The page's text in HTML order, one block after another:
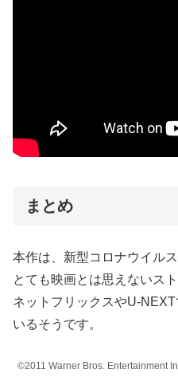
まとめ
本作は、新型コロナウイル
とても映画とは思えないス
ネットフリックスやU-
いるそうです。
©2011 Warner Bros. Entertainment